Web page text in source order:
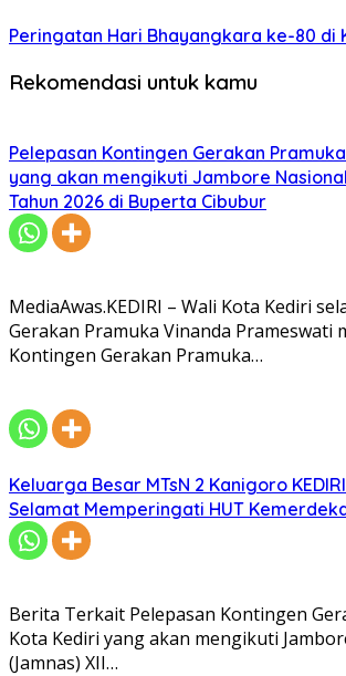
Peringatan Hari Bhayangkara ke-80 di
Rekomendasi untuk kamu
Pelepasan Kontingen Gerakan
yang akan mengikuti Jambore
Tahun 2026 di Buperta Cibubur
MediaAwas.KEDIRI – Wali Kota Kediri
Gerakan Pramuka Vinanda Prameswati
Kontingen Gerakan Pramuka…
Keluarga Besar MTsN 2 Kanigoro
Selamat Memperingati HUT
Berita Terkait Pelepasan Kontingen
Kota Kediri yang akan mengikuti
(Jamnas) XII…